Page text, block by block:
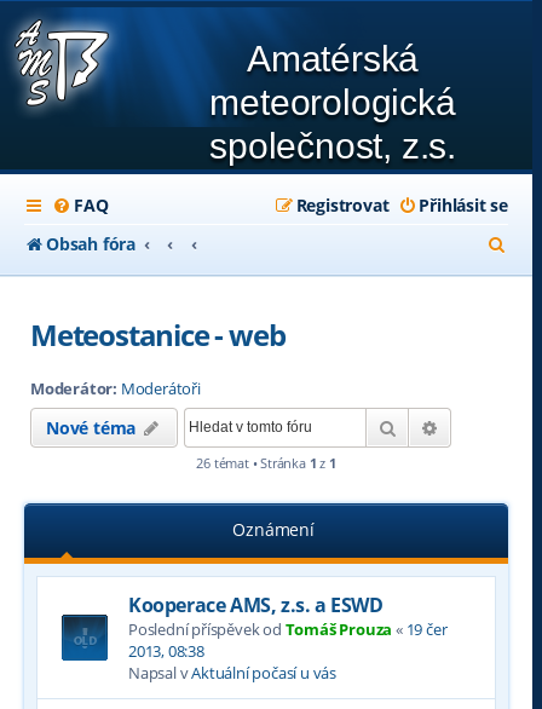
Amatérská
meteorologická
společnost, z.s.
FAQ Přihlásit se
Registrovat
Obsah fóra
l
Meteostanice - web
Moderátor: Moderátoři
Nové téma Hledat
26 témat • Stránka 1 z 1
Oznámení
Kooperace AMS, z.s. a ESWD
Poslední příspěvek od Tomáš Prouza « 19 čer
2013, 08:38
Napsal vAktuální počasí u vás